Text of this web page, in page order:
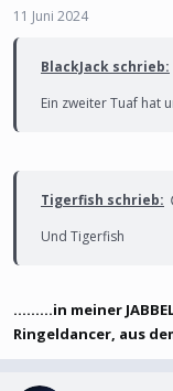
11 Juni 2024
BlackJack schrieb:
Ein zweiter Tuaf hat
Tigerfish schrieb:
Und Tigerfish
.........in meiner
Ringeldancer, aus